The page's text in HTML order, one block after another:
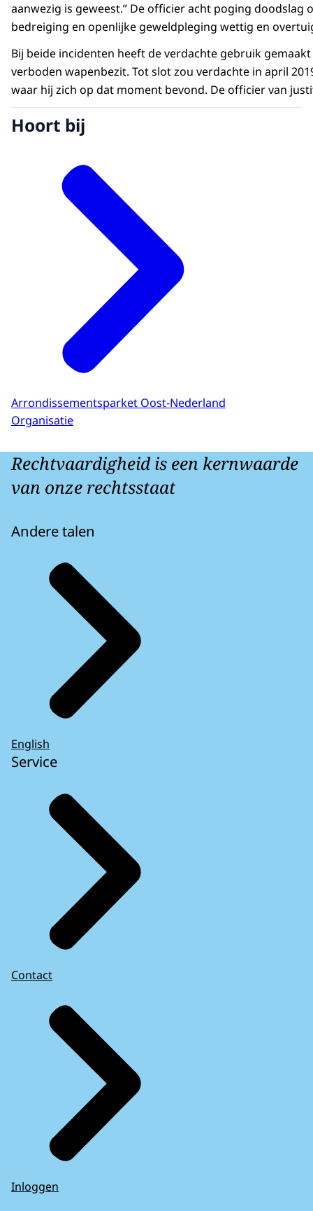
aanwezig is geweest.” De officier acht poging
bedreiging en openlijke geweldpleging wettig en
Bij beide incidenten heeft de verdachte gebruik
verboden wapenbezit. Tot slot zou verdachte in april
waar hij zich op dat moment bevond. De officier van
Hoort bij
Arrondissementsparket Oost-Nederland
Organisatie
Rechtvaardigheid is een kernwaarde
van onze rechtsstaat
Andere talen
English
Service
Contact
Inloggen